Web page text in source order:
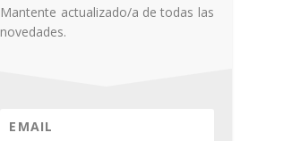
Mantente actualizado/a de todas las
novedades.